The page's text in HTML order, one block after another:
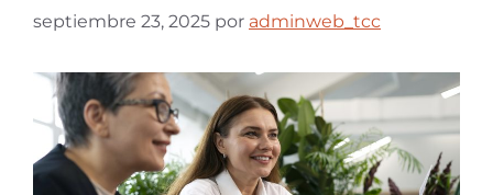
septiembre 23, 2025 por adminweb_tcc